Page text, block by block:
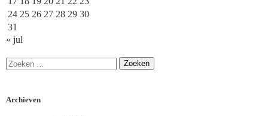
24 25 26 27 28 29 30
31
« jul
Archieven